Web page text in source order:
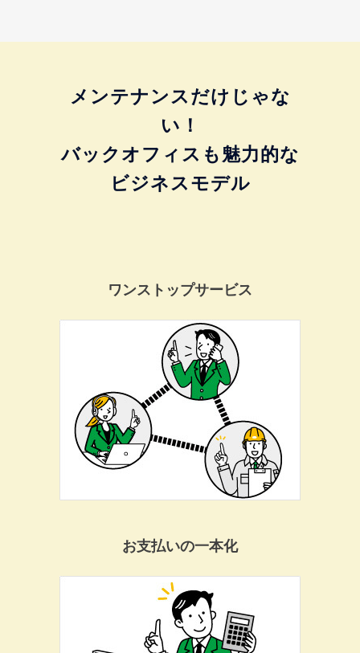
メンテナンスだけじゃな
い！
バックオフィスも魅力的な
ビジネスモデル
ワンストップサービス
お支払いの一本化